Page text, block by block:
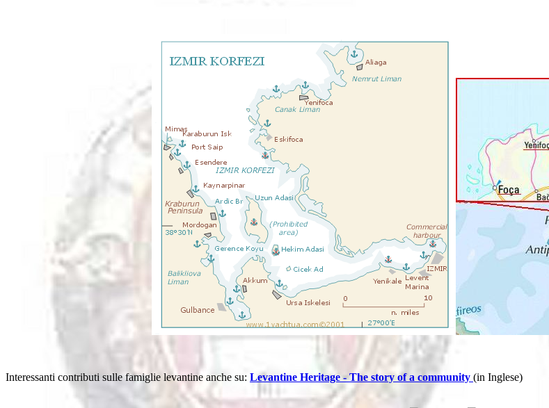
Interessanti contributi sulle famiglie levantine anche su: Levantine Heritage - The story of a community (in Inglese)